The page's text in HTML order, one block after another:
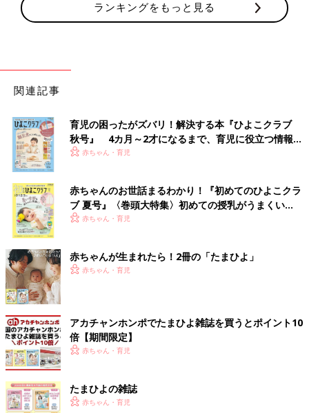
ランキングをもっと見る
関連記事
育児の困ったがズバリ！解決する本『ひよこクラブ
秋号』 4カ月～2才になるまで、育児に役立つ情報が
いっぱい！
赤ちゃん・育児
赤ちゃんのお世話まるわかり！『初めてのひよこクラ
ブ 夏号』〈巻頭大特集〉初めての授乳がうまくい
く！ おっぱい・ミルクの基本と夏のトラブル 解決テ
赤ちゃん・育児
赤ちゃんが生まれたら！2冊の「たまひよ」
赤ちゃん・育児
アカチャンホンポでたまひよ雑誌を買うとポイント10
倍【期間限定】
赤ちゃん・育児
たまひよの雑誌
赤ちゃん・育児